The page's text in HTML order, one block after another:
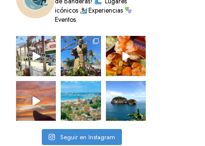
icónicos
Experiencias
Eventos
Seguir en Instagram